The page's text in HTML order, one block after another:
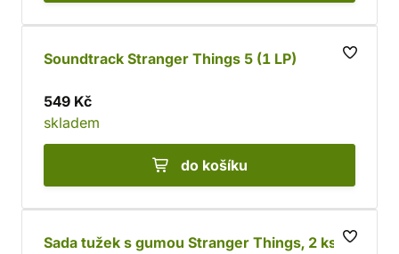
Soundtrack Stranger Things 5 (1 LP)
549 Kč
skladem
do košíku
Sada tužek s gumou Stranger Things, 2 ks